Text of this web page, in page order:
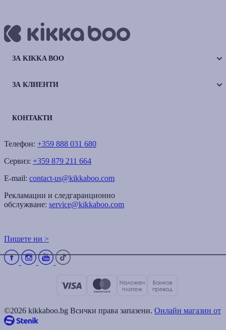
ЗА KIKKA BOO
ЗА КЛИЕНТИ
КОНТАКТИ
Телефон: +359 888 031 680
Сервиз: +359 879 211 664
E-mail: contact-us@kikkaboo.com
Рекламации и следгаранционно
обслужване: service@kikkaboo.com
Пишете ни >
©2026 kikkaboo.bg Всички права запазени. Онлайн магазин от